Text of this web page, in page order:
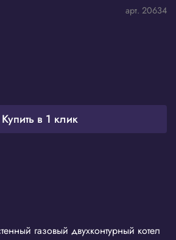
арт. 20634
Купить в 1 клик
газовый двухконтурный котел